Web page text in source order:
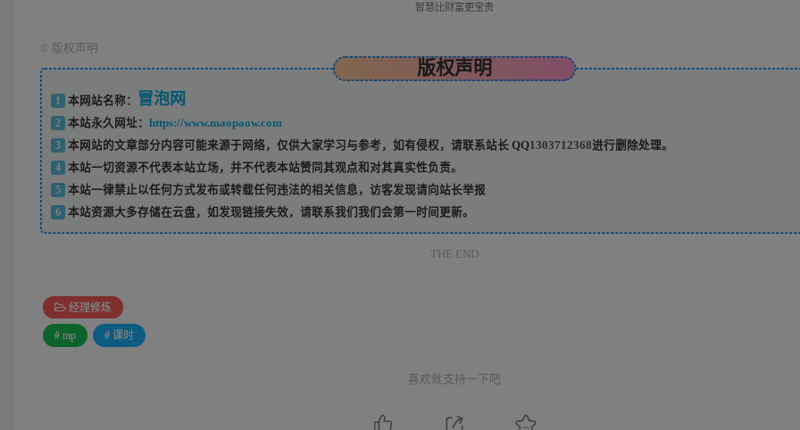
智慧比财富更宝贵
版权声明
版权声明
1 本网站名称： 冒泡网
2 本站永久网址： https://www.maopaow.com
3
本网站的文章部分内容可能来源于网络，仅供大家学习与参考，如有侵权，请联系站长 QQ1303712368进行删除处理。
4
本站一切资源不代表本站立场，并不代表本站赞同其观点和对其真实性负责。
5
本站一律禁止以任何方式发布或转载任何违法的相关信息，访客发现请向站长举报
6
本站资源大多存储在云盘，如发现链接失效，请联系我们我们会第一时间更新。
THE END
经理修炼
# mp # 课时
喜欢就支持一下吧